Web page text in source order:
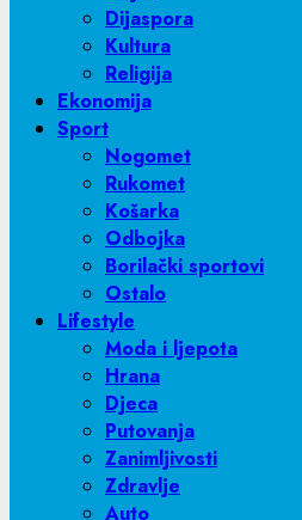
Dijaspora
Kultura
Religija
Ekonomija
Sport
Nogomet
Rukomet
Košarka
Odbojka
Borilački sportovi
Ostalo
Lifestyle
Moda i ljepota
Hrana
Djeca
Putovanja
Zanimljivosti
Zdravlje
Auto